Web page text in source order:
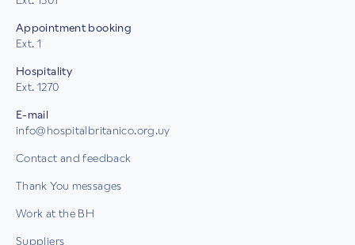
Appointment booking
Ext. 1
Hospitality
Ext. 1270
E-mail
info@hospitalbritanico.org.uy
Contact and feedback
Thank You messages
Work at the BH
Suppliers